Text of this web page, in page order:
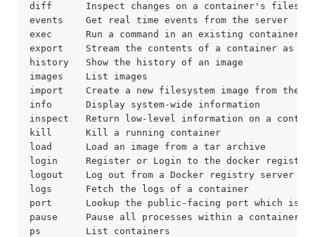
diff      Inspect changes on a container's
events    Get real time events from the
exec      Run a command in an existing
export    Stream the contents of a container as
history   Show the history of an
images    List
import    Create a new filesystem image from
info      Display system-wide
inspect   Return low-level information on a
kill      Kill a running
load      Load an image from a tar
login     Register or Login to the docker
logout    Log out from a Docker registry
logs      Fetch the logs of a
port      Lookup the public-facing port which is
pause     Pause all processes within a
ps        List